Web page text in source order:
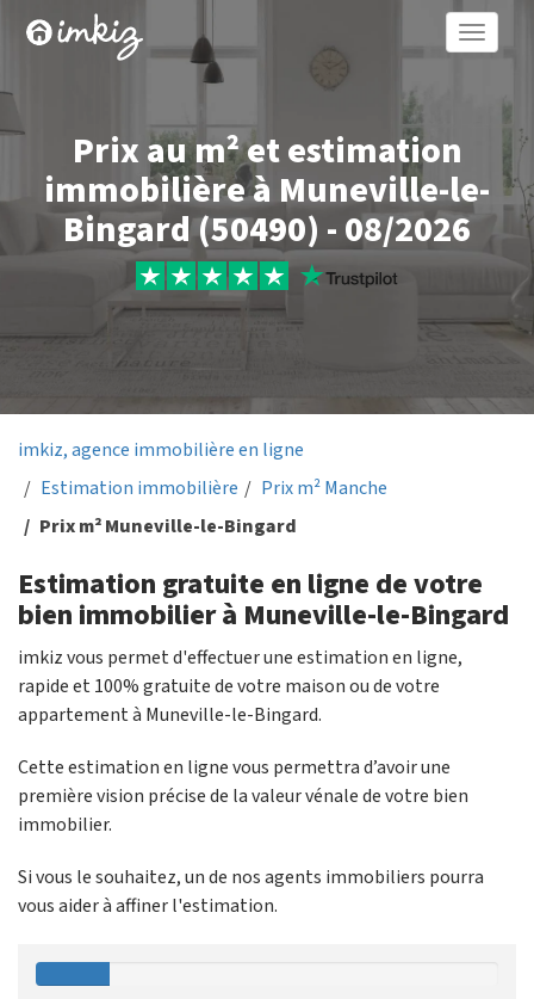
Toggle
Prix au m² et estimation
immobilière à Muneville-le-
Bingard (50490) - 08/2026
imkiz, agence immobilière en ligne
Estimation immobilière
Prix m² Manche
Prix m² Muneville-le-Bingard
Estimation gratuite en ligne de votre
bien immobilier à Muneville-le-Bingard
imkiz vous permet d'effectuer une estimation en ligne,
rapide et 100% gratuite de votre maison ou de votre
appartement à Muneville-le-Bingard.
Cette estimation en ligne vous permettra d’avoir une
première vision précise de la valeur vénale de votre bien
immobilier.
Si vous le souhaitez, un de nos agents immobiliers pourra
vous aider à affiner l'estimation.